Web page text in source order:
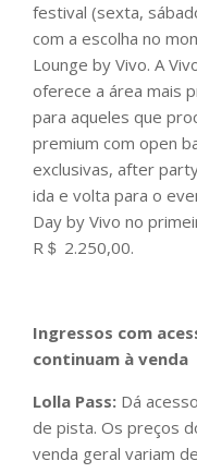
festival (sexta,
com a escolha no
Lounge by Vivo. A
oferece a área mais
para aqueles que
premium com open
exclusivas, after
ida e volta para o
Day by Vivo no
R＄ 2.250,00.
Ingressos com
continuam à venda
Lolla Pass: Dá
de pista. Os preços
venda geral variam